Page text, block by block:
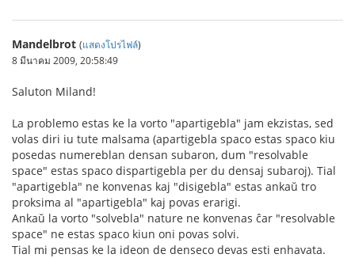
Mandelbrot (แสดงโปรไฟล์)
8 มีนาคม 2009, 20:58:49
Saluton Miland!
La problemo estas ke la vorto "apartigebla" jam ekzistas, sed
volas diri iu tute malsama (apartigebla spaco estas spaco kiu
posedas numereblan densan subaron, dum "resolvable
space" estas spaco dispartigebla per du densaj subaroj). Tial
"apartigebla" ne konvenas kaj "disigebla" estas ankaŭ tro
proksima al "apartigebla" kaj povas erarigi.
Ankaŭ la vorto "solvebla" nature ne konvenas ĉar "resolvable
space" ne estas spaco kiun oni povas solvi.
Tial mi pensas ke la ideon de denseco devas esti enhavata.